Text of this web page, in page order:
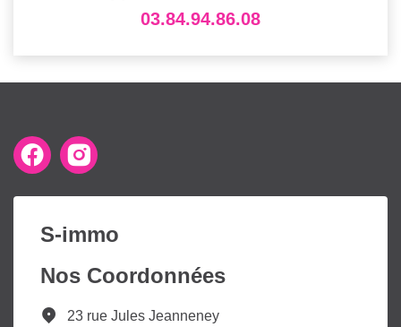
03.84.94.86.08
S-immo
Nos Coordonnées
23 rue Jules Jeanneney